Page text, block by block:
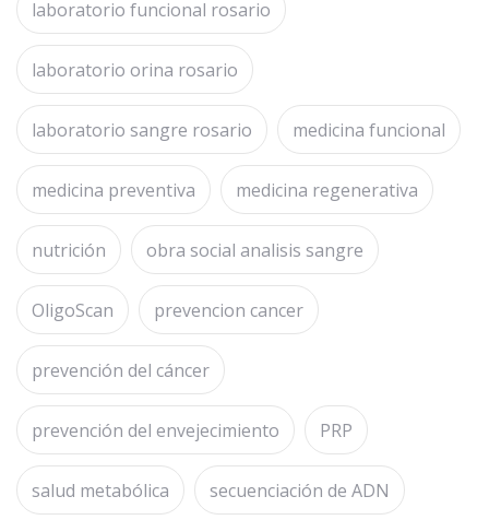
laboratorio funcional rosario
laboratorio orina rosario
laboratorio sangre rosario medicina funcional
medicina preventiva medicina regenerativa
nutrición obra social analisis sangre
OligoScan prevencion cancer
prevención del cáncer
prevención del envejecimiento PRP
salud metabólica secuenciación de ADN